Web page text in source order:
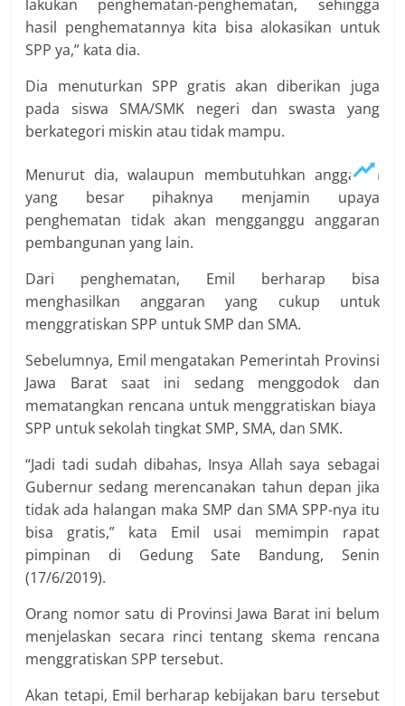
lakukan penghematan-penghematan, sehingga
hasil penghematannya kita bisa alokasikan untuk
SPP ya,” kata dia.
Dia menuturkan SPP gratis akan diberikan juga
pada siswa SMA/SMK negeri dan swasta yang
berkategori miskin atau tidak mampu.
Menurut dia, walaupun membutuhkan anggaran
yang besar pihaknya menjamin upaya
penghematan tidak akan mengganggu anggaran
pembangunan yang lain.
Dari penghematan, Emil berharap bisa
menghasilkan anggaran yang cukup untuk
menggratiskan SPP untuk SMP dan SMA.
Sebelumnya, Emil mengatakan Pemerintah Provinsi
Jawa Barat saat ini sedang menggodok dan
mematangkan rencana untuk menggratiskan biaya
SPP untuk sekolah tingkat SMP, SMA, dan SMK.
“Jadi tadi sudah dibahas, Insya Allah saya sebagai
Gubernur sedang merencanakan tahun depan jika
tidak ada halangan maka SMP dan SMA SPP-nya itu
bisa gratis,” kata Emil usai memimpin rapat
pimpinan di Gedung Sate Bandung, Senin
(17/6/2019).
Orang nomor satu di Provinsi Jawa Barat ini belum
menjelaskan secara rinci tentang skema rencana
menggratiskan SPP tersebut.
Akan tetapi, Emil berharap kebijakan baru tersebut